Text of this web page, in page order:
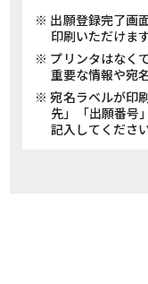
出願登録完了画
印刷いただけます
プリンタはなく
重要な情報や宛
宛名ラベルが印
先」「出願番号
記入してください